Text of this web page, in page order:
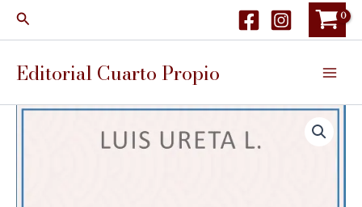
Buscar
Editorial Cuarto Propio